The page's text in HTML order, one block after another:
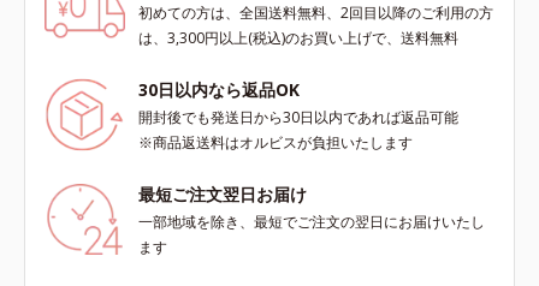
初めての方は、全国送料無料、2回目以降のご利用の方
は、3,300円以上(税込)のお買い上げで、送料無料
30日以内なら返品OK
開封後でも発送日から30日以内であれば返品可能
※商品返送料はオルビスが負担いたします
最短ご注文翌日お届け
一部地域を除き、最短でご注文の翌日にお届けいたし
ます